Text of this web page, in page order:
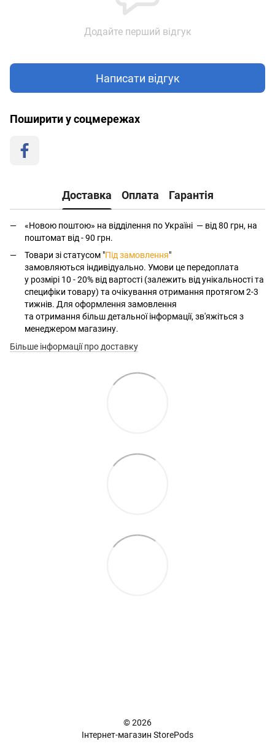
Додайте перший відгук
Написати відгук
Поширити у соцмережах
Доставка Оплата Гарантія
«Новою поштою» на відділення по Україні — від 80 грн, на
поштомат від - 90 грн.
Товари зі статусом "Під замовлення"
замовляються індивідуально. Умови це передоплата
у розмірі 10 - 20% від вартості (залежить від унікальності та
специфіки товару) та очікування отримання протягом 2-3
тижнів. Для оформлення замовлення
та отримання більш детальної інформації, зв'яжіться з
менеджером магазину.
Більше інформації про доставку
© 2026
Інтернет-магазин StorePods